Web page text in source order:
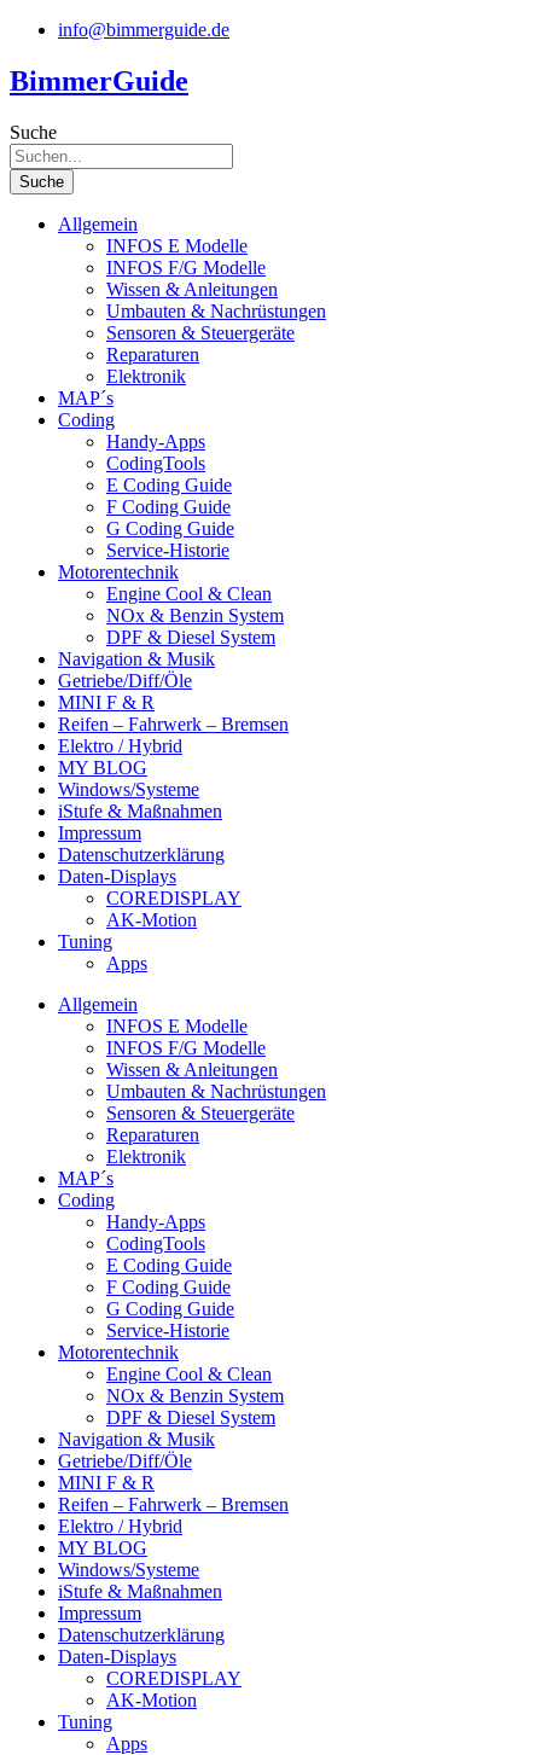
Zum
springen
info@bimmerguide.de
BimmerGuide
Suche
Suche
Allgemein
INFOS E Modelle
INFOS F/G Modelle
Wissen & Anleitungen
Umbauten & Nachrüstungen
Sensoren & Steuergeräte
Reparaturen
Elektronik
MAP´s
Coding
Handy-Apps
CodingTools
E Coding Guide
F Coding Guide
G Coding Guide
Service-Historie
Motorentechnik
Engine Cool & Clean
NOx & Benzin System
DPF & Diesel System
Navigation & Musik
Getriebe/Diff/Öle
MINI F & R
Reifen – Fahrwerk – Bremsen
Elektro / Hybrid
MY BLOG
Windows/Systeme
iStufe & Maßnahmen
Impressum
Datenschutzerklärung
Daten-Displays
COREDISPLAY
AK-Motion
Tuning
Apps
Allgemein
INFOS E Modelle
INFOS F/G Modelle
Wissen & Anleitungen
Umbauten & Nachrüstungen
Sensoren & Steuergeräte
Reparaturen
Elektronik
MAP´s
Coding
Handy-Apps
CodingTools
E Coding Guide
F Coding Guide
G Coding Guide
Service-Historie
Motorentechnik
Engine Cool & Clean
NOx & Benzin System
DPF & Diesel System
Navigation & Musik
Getriebe/Diff/Öle
MINI F & R
Reifen – Fahrwerk – Bremsen
Elektro / Hybrid
MY BLOG
Windows/Systeme
iStufe & Maßnahmen
Impressum
Datenschutzerklärung
Daten-Displays
COREDISPLAY
AK-Motion
Tuning
Apps